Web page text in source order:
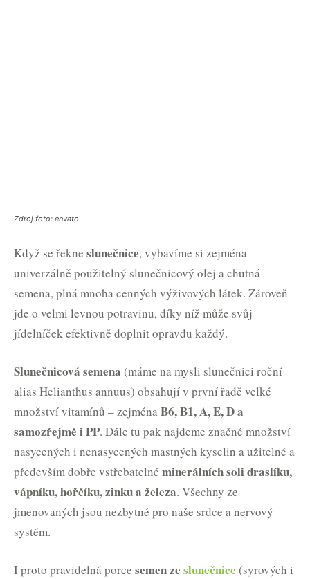
Zdroj foto: envato
Když se řekne slunečnice, vybavíme si zejména
univerzálně použitelný slunečnicový olej a chutná
semena, plná mnoha cenných výživových látek. Zároveň
jde o velmi levnou potravinu, díky níž může svůj
jídelníček efektivně doplnit opravdu každý.
Slunečnicová semena (máme na mysli slunečnici roční
alias Helianthus annuus) obsahují v první řadě velké
množství vitamínů – zejménaB6, B1, A, E, D a
samozřejmě i PP. Dále tu pak najdeme značné množství
nasycených i nenasycených mastných kyselin a užitelné a
především dobře vstřebatelné minerálních soli draslíku,
vápníku, hořčíku, zinku a železa. Všechny ze
jmenovaných jsou nezbytné pro naše srdce a nervový
systém.
I proto pravidelná porce semen ze slunečnice (syrových i